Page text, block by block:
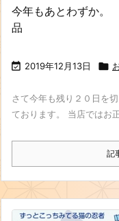
今年もあとわずか。
品
 2019年12月13日 
さて今年も残り２０日を
ております。 当店ではお
記